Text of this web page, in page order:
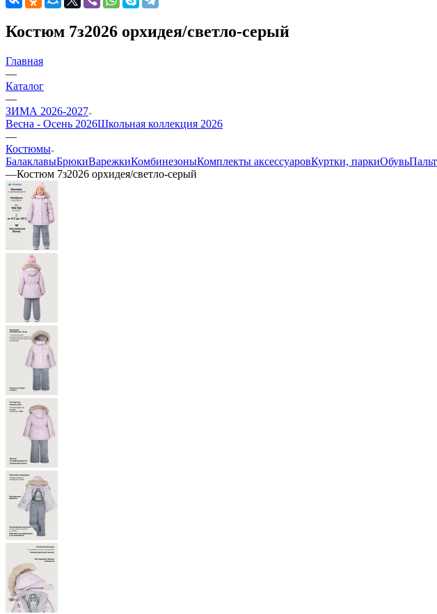
Костюм 7з2026 орхидея/светло-серый
Главная
—
Каталог
—
ЗИМА 2026-2027
Весна - Осень 2026Школьная коллекция 2026
—
Костюмы
БалаклавыБрюкиВарежкиКомбинезоныКомплекты аксессуаровКуртки, паркиОбувь
—Костюм 7з2026 орхидея/светло-серый